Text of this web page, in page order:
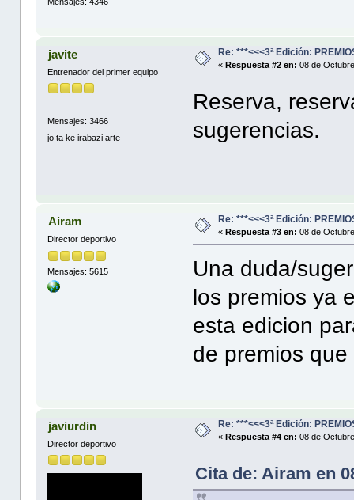
Mensajes: 4346
javite
Entrenador del primer equipo
Mensajes: 3466
jo ta ke irabazi arte
Re: ***<<<3ª Edición:
«Respuesta #2 en: 08 de
Reserva,
sugerencias.
Airam
Director deportivo
Mensajes: 5615
Re: ***<<<3ª Edición:
« Respuesta #3 en: 08 de
Una duda/
los premios ya
esta edicion
de premios
javiurdin
Director deportivo
Re: ***<<<3ª Edición:
«Respuesta #4 en: 08 de
Cita de: Airam en